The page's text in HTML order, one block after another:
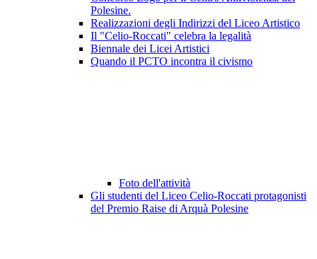
Polesine.
Realizzazioni degli Indirizzi del Liceo Artistico
Il "Celio-Roccati" celebra la legalità
Biennale dei Licei Artistici
Quando il PCTO incontra il civismo
Foto dell'attività
Gli studenti del Liceo Celio-Roccati protagonisti
del Premio Raise di Arquà Polesine